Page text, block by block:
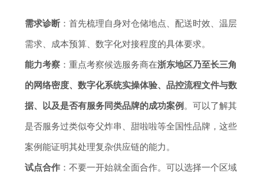
需求诊断 ：首先梳理自身对仓储地点、配送时效、温层
需求、成本预算、数字化对接程度的具体要求。
能力考察 ：重点考察候选服务商在浙东地区乃至长三角
的网络密度、数字化系统实操体验、品控流程文件与数
据、以及是否有服务同类品牌的成功案例 。可以了解其
是否服务过类似夸父炸串、甜啦啦等全国性品牌，这些
案例能证明其处理复杂供应链的能力。
试点合作 ：不要一开始就全面合作。可以选择一个区域